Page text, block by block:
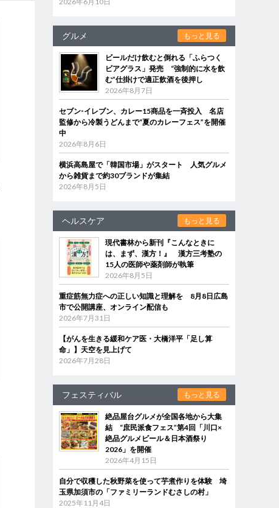
グルメ もっと見る
ビールだけ飲むと倒れる「ふらつく
ビアグラス」発売 “強制的に水を飲
む”仕掛けで適正飲酒を後押し
2026年8月7日
セブン‐イレブン、カレー15商品を一斉投入 名店
監修から冷製うどんまで“夏のカレーフェス”を開催
中
2026年8月6日
横浜高島屋で「韓国市場」がスタート 人気グルメ
から雑貨まで約30ブランドが集結
2026年8月5日
ヘルスケア もっと見る
現代書林から新刊『こんなときに
は、まず、漢方！』 漢方三考塾の
15人の医師や薬剤師が執筆
2026年8月5日
重症筋無力症への正しい知識と理解を 8月8日広島
市で公開講座、オンライン配信も
2026年7月31日
【がんを生きる緩和ケア医・大橋洋平「足し算
命」】天空を見上げて
2026年7月28日
フェスティバル もっと見る
絶品屋台グルメが全国各地から大集
結 “庶民派食フェス”第4回「川口×
絶品グルメビール＆日本酒祭り
2026」を開催
2026年4月15日
自分で収穫した秋野菜を使って芋煮作りを体験 埼
玉県加須市の「ファミリーランドむさしの村」
2025年11月4日